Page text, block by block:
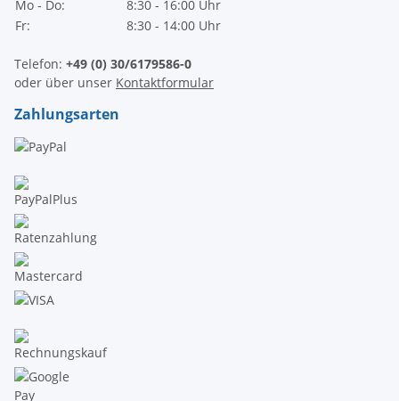
Mo - Do:
8:30 - 16:00 Uhr
Fr:
8:30 - 14:00 Uhr
Telefon: +49 (0) 30/6179586-0
oder über unser Kontaktformular
Zahlungsarten